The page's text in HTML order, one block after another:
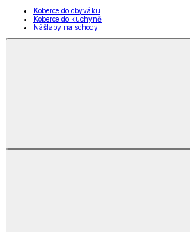
Koberce do obýváku
Koberce do kuchyně
Nášlapy na schody